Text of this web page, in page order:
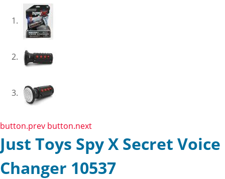
button.prev button.next
Just Toys Spy X Secret Voice
Changer 10537